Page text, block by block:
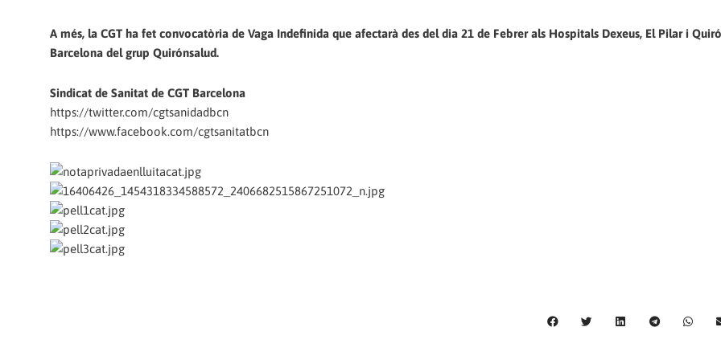
A més, la CGT ha fet convocatòria de Vaga Indefinida que afectarà des del dia 21 de Febrer als Hospitals Dexeus, El Pilar i
Barcelona del grup Quirónsalud.
Sindicat de Sanitat de CGT Barcelona
https://twitter.com/cgtsanidadbcn
https://www.facebook.com/cgtsanitatbcn